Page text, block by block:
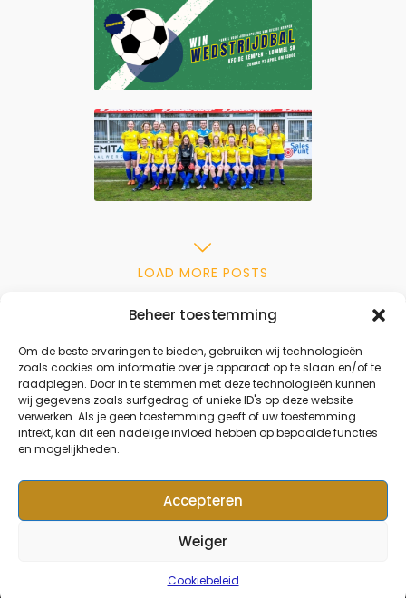
Beheer toestemming
Om de beste ervaringen te bieden, gebruiken wij technologieën
zoals cookies om informatie over je apparaat op te slaan en/of te
raadplegen. Door in te stemmen met deze technologieën kunnen
wij gegevens zoals surfgedrag of unieke ID's op deze website
verwerken. Als je geen toestemming geeft of uw toestemming
intrekt, kan dit een nadelige invloed hebben op bepaalde functies
en mogelijkheden.
Accepteren
Weiger
Cookiebeleid
LOAD MORE POSTS
Kempen